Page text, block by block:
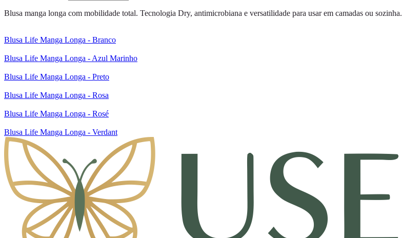
Blusa manga longa com mobilidade total. Tecnologia Dry, antimicrobiana e versatilidade para usar em camadas ou sozinha.
Blusa Life Manga Longa - Branco
Blusa Life Manga Longa - Azul Marinho
Blusa Life Manga Longa - Preto
Blusa Life Manga Longa - Rosa
Blusa Life Manga Longa - Rosé
Blusa Life Manga Longa - Verdant